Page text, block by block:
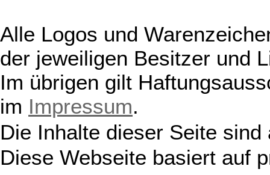
Alle Logos und
der jeweiligen Besitzer und
Im übrigen gilt
im Impressum.
Die Inhalte dieser Seite
Diese Webseite basiert auf